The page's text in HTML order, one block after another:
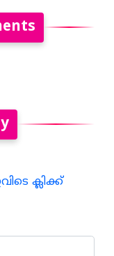
ക്ലിക്ക്